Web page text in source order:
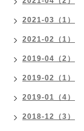
2021-03（1）
2021-02（1）
2019-04（2）
2019-02（1）
2019-01（4）
2018-12（3）